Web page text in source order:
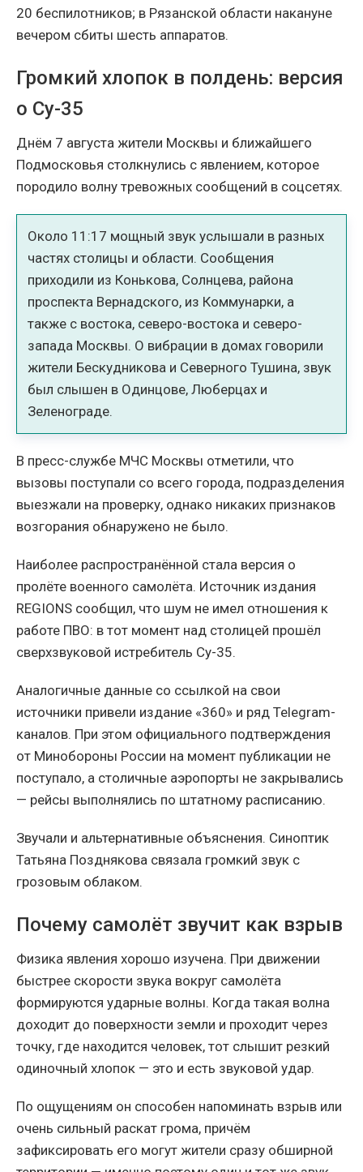
20 беспилотников; в Рязанской области накануне
вечером сбиты шесть аппаратов.
Громкий хлопок в полдень: версия
о Су-35
Днём 7 августа жители Москвы и ближайшего
Подмосковья столкнулись с явлением, которое
породило волну тревожных сообщений в соцсетях.
Около 11:17 мощный звук услышали в разных
частях столицы и области. Сообщения
приходили из Конькова, Солнцева, района
проспекта Вернадского, из Коммунарки, а
также с востока, северо-востока и северо-
запада Москвы. О вибрации в домах говорили
жители Бескудникова и Северного Тушина, звук
был слышен в Одинцове, Люберцах и
Зеленограде.
В пресс-службе МЧС Москвы отметили, что
вызовы поступали со всего города, подразделения
выезжали на проверку, однако никаких признаков
возгорания обнаружено не было.
Наиболее распространённой стала версия о
пролёте военного самолёта. Источник издания
REGIONS сообщил, что шум не имел отношения к
работе ПВО: в тот момент над столицей прошёл
сверхзвуковой истребитель Су-35.
Аналогичные данные со ссылкой на свои
источники привели издание «360» и ряд Telegram-
каналов. При этом официального подтверждения
от Минобороны России на момент публикации не
поступало, а столичные аэропорты не закрывались
— рейсы выполнялись по штатному расписанию.
Звучали и альтернативные объяснения. Синоптик
Татьяна Позднякова связала громкий звук с
грозовым облаком.
Почему самолёт звучит как взрыв
Физика явления хорошо изучена. При движении
быстрее скорости звука вокруг самолёта
формируются ударные волны. Когда такая волна
доходит до поверхности земли и проходит через
точку, где находится человек, тот слышит резкий
одиночный хлопок — это и есть звуковой удар.
По ощущениям он способен напоминать взрыв или
очень сильный раскат грома, причём
зафиксировать его могут жители сразу обширной